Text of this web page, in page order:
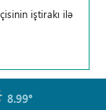
iştirakı ilə
8.99°